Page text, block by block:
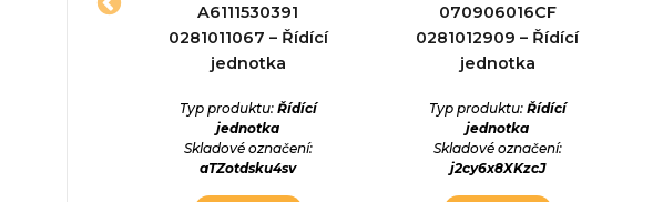
A6111530391
0281011067 – Řídící
jednotka
Typ produktu: Řídící
jednotka
Skladové označení:
aTZotdsku4sv
070906016CF
0281012909 – Řídící
jednotka
Typ produktu: Řídící
jednotka
Skladové označení:
j2cy6x8XKzcJ